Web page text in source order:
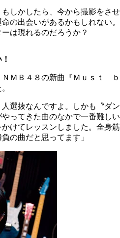
しかしたら、今から撮影をさせ
の出会いがあるかもしれない。
は現れるのだろうか？
ＮＭＢ４８の新曲『Ｍｕｓｔ ｂ
人選抜なんですよ。しかも〝ダン
ってきた曲のなかで一番難しい
けてレッスンしました。全身筋
の曲だと思ってます」